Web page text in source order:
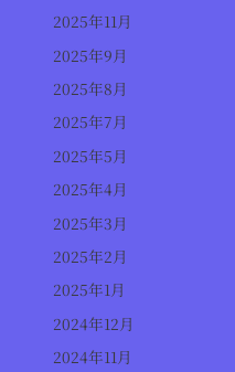
2025年11月
2025年9月
2025年8月
2025年7月
2025年5月
2025年4月
2025年3月
2025年2月
2025年1月
2024年12月
2024年11月